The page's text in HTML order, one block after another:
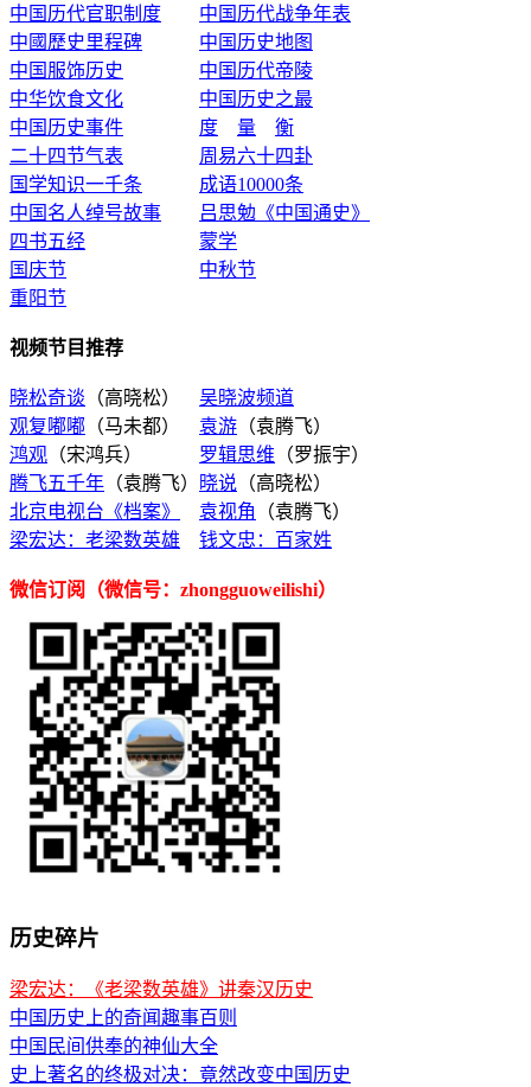
中国历代官职制度
中国历代战争年表
中國歷史里程碑
中国历史地图
中国服饰历史
中国历代帝陵
中华饮食文化
中国历史之最
中国历史事件
度 量
衡
二十四节气表
周易六十四卦
国学知识一千条
成语10000条
中国名人绰号故事
吕思勉《中国通史》
四书五经
蒙学
国庆节
中秋节
重阳节
视频节目推荐
晓松奇谈 （高晓松） 吴晓波频道
观复嘟嘟 （马未都） 袁游 （袁腾飞）
鸿观 （宋鸿兵） 罗辑思维 （罗振宇）
腾飞五千年 （袁腾飞） 晓说 （高晓松）
北京电视台《档案》
袁视角
（袁腾飞）
梁宏达：老梁数英雄
钱文忠：百家姓
微信订阅（微信号：zhongguoweilishi）
历史碎片
梁宏达：《老梁数英雄》讲秦汉历史
中国历史上的奇闻趣事百则
中国民间供奉的神仙大全
史上著名的终极对决：竟然改变中国历史